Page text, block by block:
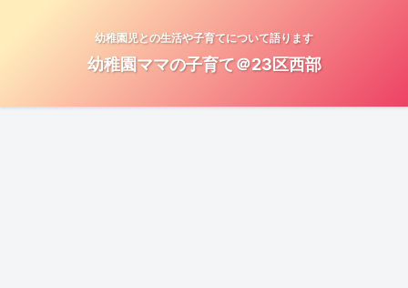
幼稚園児との生活や子育てについて語ります
幼稚園ママの子育て＠23区西部